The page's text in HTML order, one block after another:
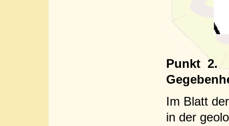
Punkt 2.
Im Blatt
in der